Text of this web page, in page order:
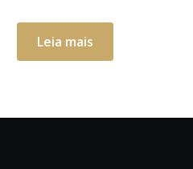
Leia mais